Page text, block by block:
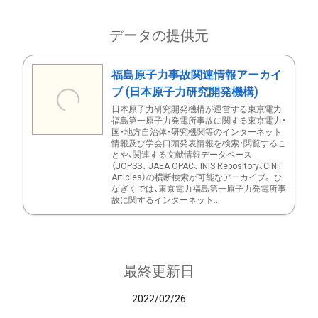
データの提供元
福島原子力事故関連情報アーカイ
ブ (日本原子力研究開発機構)
日本原子力研究開発機構が運営する東京電力
福島第一原子力発電所事故に関する東京電力・
国・地方自治体・研究機関等のインターネット
情報及び学会口頭発表情報を検索・閲覧するこ
とや、関連する文献情報データベース
（JOPSS、 JAEA OPAC、 INIS Repository、CiNii
Articles）の横断検索が可能なアーカイブ。 ひ
なぎくでは、東京電力福島第一原子力発電所事
故に関するインターネット...
最終更新日
2022/02/26